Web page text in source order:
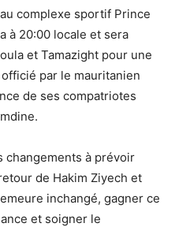
complexe sportif Prince
à 20:00 locale et sera
et Tamazight pour une
par le mauritanien
de ses compatriotes
changements à prévoir
de Hakim Ziyech et
inchangé, gagner ce
et soigner le